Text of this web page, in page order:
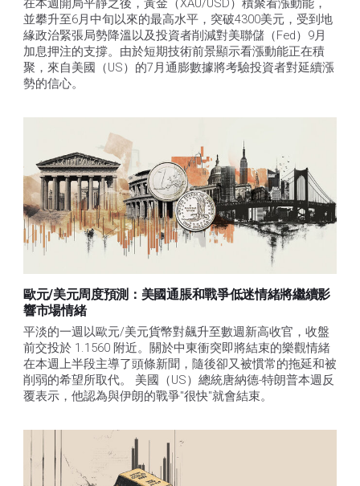
在本週開局平靜之後，黃金（XAU/USD）積聚看漲動能，
並攀升至6月中旬以來的最高水平，突破4300美元，受到地
緣政治緊張局勢降溫以及投資者削減對美聯儲（Fed）9月
加息押注的支撐。由於短期技術前景顯示看漲動能正在積
聚，來自美國（US）的7月通膨數據將考驗投資者對延續漲
勢的信心。
歐元/美元周度預測：美國通脹和戰爭低迷情緒將繼續影
響市場情緒
平淡的一週以歐元/美元貨幣對飆升至數週新高收官，收盤
前交投於 1.1560 附近。關於中東衝突即將結束的樂觀情緒
在本週上半段主導了頭條新聞，隨後卻又被慣常的拖延和被
削弱的希望所取代。 美國（US）總統唐納德-特朗普本週反
覆表示，他認為與伊朗的戰爭"很快"就會結束。